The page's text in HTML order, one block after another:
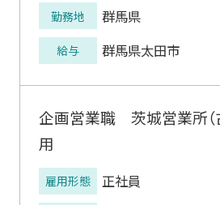
勤務地 群馬県
給与 群馬県太田市
企画営業職 茨城営業所（
用
雇用形態 正社員